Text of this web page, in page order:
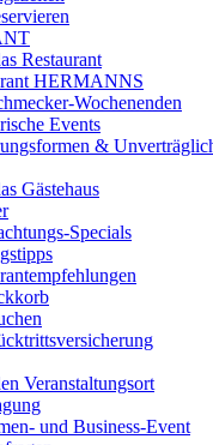
Restaurant
HERMANNS
Wochenenden
Events
&
Gästehaus
Specials
Veranstaltungsort
und Business-Event